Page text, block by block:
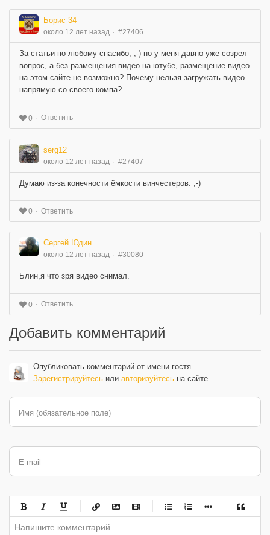
Борис 34
около 12 лет назад #27406
За статьи по любому спасибо, ;-) но у меня давно уже созрел
вопрос, а без размещения видео на ютубе, размещение видео
на этом сайте не возможно? Почему нельзя загружать видео
напрямую со своего компа?
0 Ответить
serg12
около 12 лет назад #27407
Думаю из-за конечности ёмкости винчестеров. ;-)
0 Ответить
Сергей Юдин
около 12 лет назад #30080
Блин,я что зря видео снимал.
0 Ответить
Добавить комментарий
Опубликовать комментарий от имени гостя
Зарегистрируйтесь или авторизуйтесь на сайте.
Имя (обязательное поле)
E-mail
-
-
-